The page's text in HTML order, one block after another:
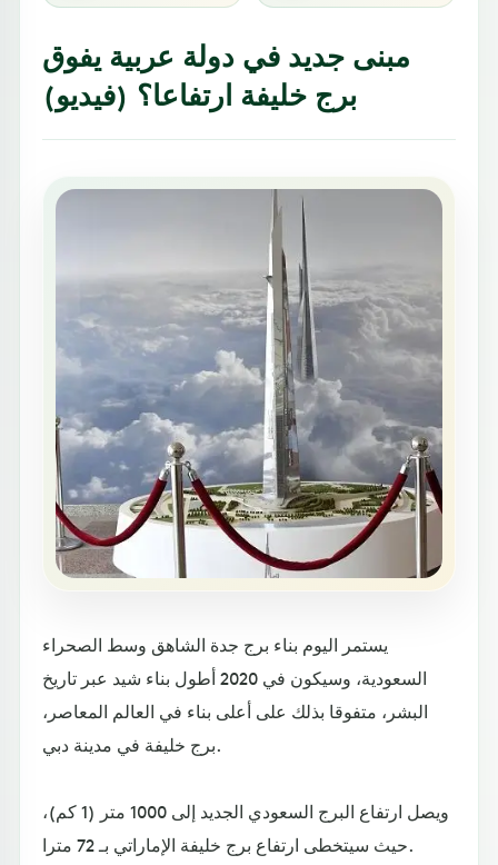
مبنى جديد في دولة عربية يفوق
برج خليفة ارتفاعا؟ (فيديو)
يستمر اليوم بناء برج جدة الشاهق وسط الصحراء
السعودية، وسيكون في 2020 أطول بناء شيد عبر تاريخ
البشر، متفوقا بذلك على أعلى بناء في العالم المعاصر،
برج خليفة في مدينة دبي.
ويصل ارتفاع البرج السعودي الجديد إلى 1000 متر (1 كم)،
حيث سيتخطى ارتفاع برج خليفة الإماراتي بـ 72 مترا.